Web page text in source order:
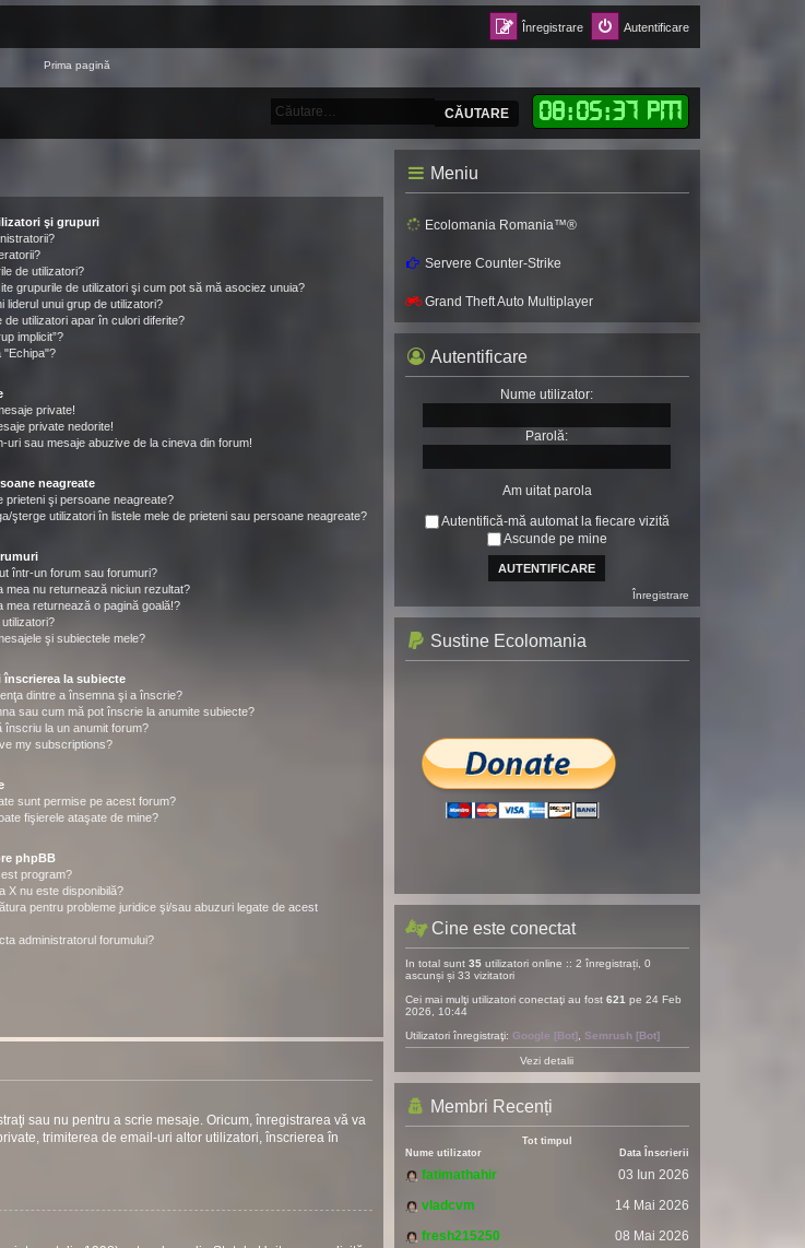
Autentificare
Înregistrare
08:05:40 PM
CĂUTARE
şi grupuri
de utilizatori?
grupurile de utilizatori şi cum pot să mă asociez unuia?
liderul unui grup de utilizatori?
de utilizatori apar în culori diferite?
implicit”?
"Echipa"?
private!
private nedorite!
uri sau mesaje abuzive de la cineva din forum!
neagreate
prieteni şi persoane neagreate?
şterge utilizatori în listele mele de prieteni sau persoane neagreate?
într-un forum sau forumuri?
mea nu returnează niciun rezultat?
mea returnează o pagină goală!?
şi subiectele mele?
înscrierea la subiecte
dintre a însemna şi a înscrie?
sau cum mă pot înscrie la anumite subiecte?
înscriu la un anumit forum?
my subscriptions?
sunt permise pe acest forum?
fişierele ataşate de mine?
phpBB
program?
X nu este disponibilă?
pentru probleme juridice şi/sau abuzuri legate de acest
administratorul forumului?
sau nu pentru a scrie mesaje. Oricum, înregistrarea vă va
trimiterea de email-uri altor utilizatori, înscrierea în
Meniu
Ecolomania Romania™®
Servere Counter-Strike
Grand Theft Auto Multiplayer
Autentificare
Nume utilizator:
Parolă:
Am uitat parola
Autentifică-mă automat la fiecare vizită
Ascunde pe mine
Înregistrare
Sustine Ecolomania
Cine este conectat
In total sunt 35utilizatori online :: 2 înregistrați, 0
ascunși și 33 vizitatori
Cei mai mulţi utilizatori conectaţi au fost 621 pe 24 Feb
2026, 10:44
Utilizatori înregistraţi: Google [Bot], Semrush [Bot]
Vezi detalii
Membri Recenți
Tot timpul
Nume utilizator
Data Înscrierii
fatimathahir
03 Iun 2026
vladcvm
14 Mai 2026
fresh215250
08 Mai 2026